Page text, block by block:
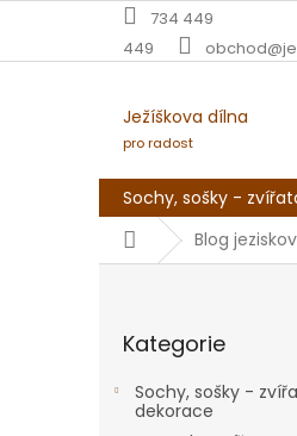
obsah
734 449
449
Ježíškova dílna
pro radost
Sochy, sošky -
DomůBlog
kategorie
Kategorie
Sochy, sošky -
dekorace